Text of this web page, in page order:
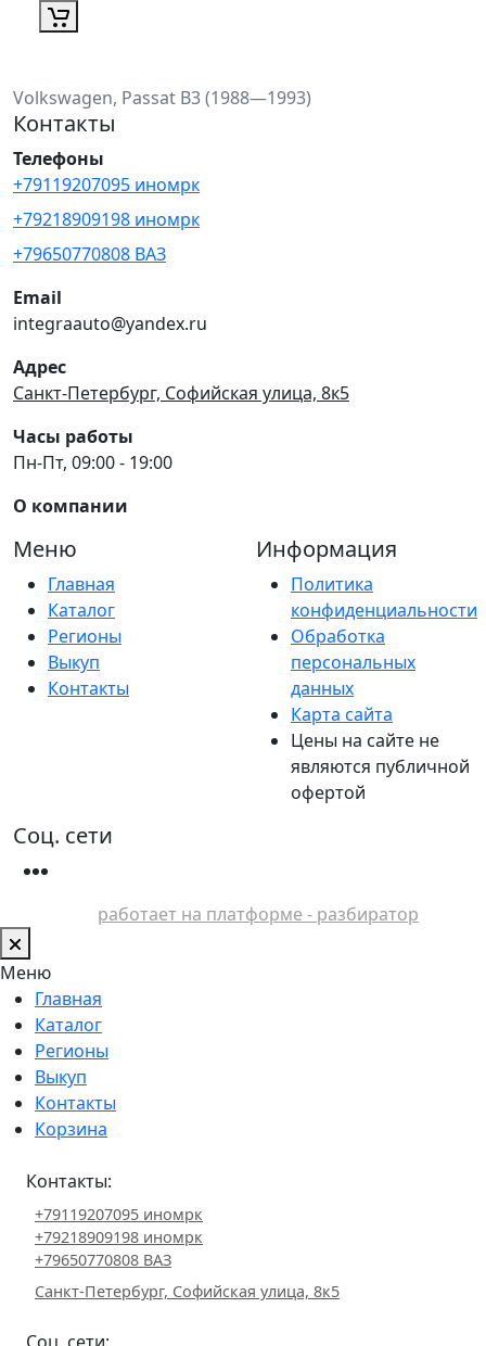
Volkswagen, Passat B3 (1988—1993)
Контакты
Телефоны
+79119207095 иномрк
+79218909198 иномрк
+79650770808 ВАЗ
Email
integraauto@yandex.ru
Адрес
Санкт-Петербург, Софийская улица, 8к5
Часы работы
Пн-Пт, 09:00 - 19:00
О компании
Меню
Главная
Каталог
Регионы
Выкуп
Контакты
Информация
Политика
конфиденциальности
Обработка
персональных
данных
Карта сайта
Цены на сайте не
являются публичной
офертой
Соц. сети
работает на платформе - разбиратор
Меню
Главная
Каталог
Регионы
Выкуп
Контакты
Корзина
Контакты:
+79119207095 иномрк
+79218909198 иномрк
+79650770808 ВАЗ
Санкт-Петербург, Софийская улица, 8к5